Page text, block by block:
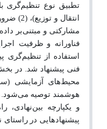
تطبیق نوع تنظیم‌گری
انتقال
فناورانه و ظرفیت
استفاده از تنظیم‌گری
فنی پیشنهاد شد. در
محیط‌های آزمایشی
هوشمند توصیه می‌شود.
و یکپارچه بین‌نهادی،
پیشنهادهایی در